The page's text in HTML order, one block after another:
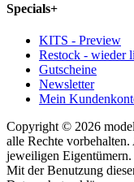
Specials+
KITS - Preview
Restock - wieder
Gutscheine
Newsletter
Mein
Copyright © 2026
alle Rechte
jeweiligen Eigentümern.
Mit der Benutzung